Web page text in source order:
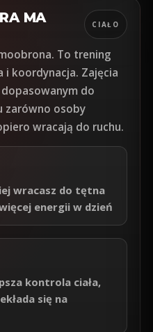
MA
CIAŁO
To trening
i koordynacja. Zajęcia
do
zarówno osoby
wracają do ruchu.
wracasz do tętna
energii w dzień
kontrola ciała,
się na